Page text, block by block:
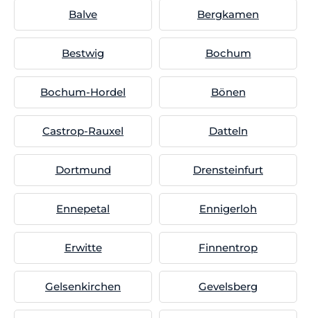
Balve Bergkamen
Bestwig Bochum
Bochum-Hordel Bönen
Castrop-Rauxel Datteln
Dortmund Drensteinfurt
Ennepetal Ennigerloh
Erwitte Finnentrop
Gelsenkirchen Gevelsberg